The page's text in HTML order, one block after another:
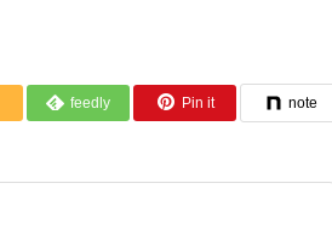
feedly Pin it note